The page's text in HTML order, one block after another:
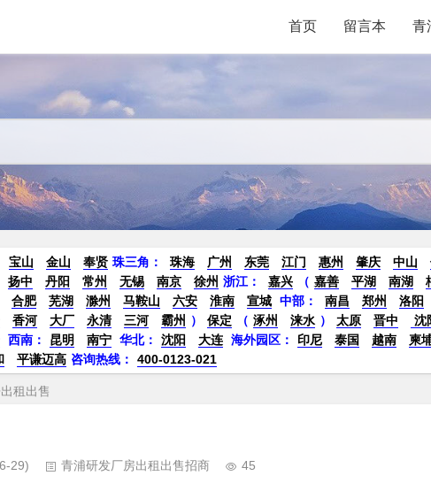
首页 留言本 青
宝山 金山 奉贤 珠三角： 珠海 广州 东莞 江门 惠州 肇庆 中山
扬中 丹阳 常州 无锡 南京 徐州 浙江： 嘉兴 （ 嘉善 平湖 南湖
合肥 芜湖 滁州 马鞍山 六安 淮南 宣城 中部： 南昌 郑州
洛阳
香河 大厂 永清 三河 霸州 ） 保定 （ 涿州 涞水 ） 太原 晋中
沈
西南： 昆明 南宁 华北： 沈阳 大连 海外园区： 印尼 泰国 越南
柬
平谦迈高 咨询热线： 400-0123-021
租出售
29) 青浦研发厂房出租出售招商 45